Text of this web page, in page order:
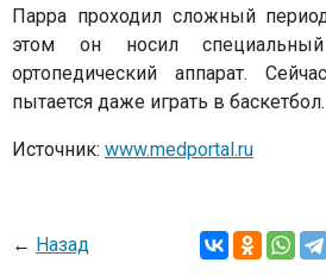
Парра проходил сложный
этом он носил
ортопедический аппарат.
пытается даже играть в баскетбол.
Источник: www.medportal.ru
← Назад